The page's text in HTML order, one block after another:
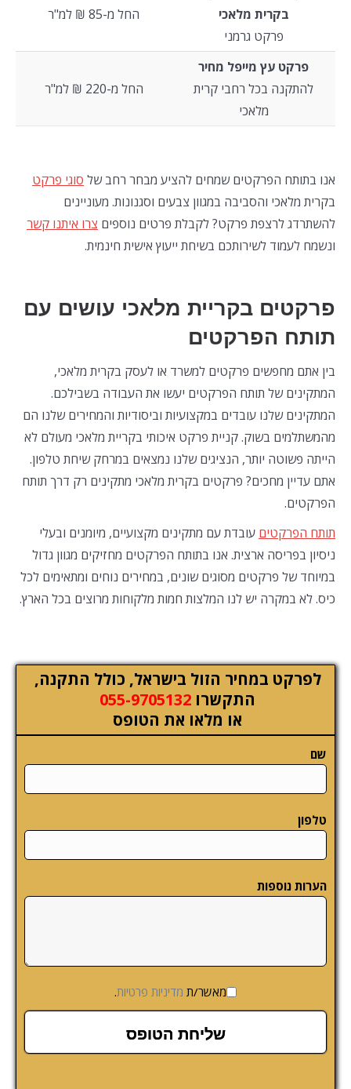
בקרית מלאכי
פרקט גרמני
החל מ-85 ₪ למ"ר
פרקט עץ מייפל מחיר
להתקנה בכל רחבי קרית
מלאכי
החל מ-220 ₪ למ"ר
אנו בתותח הפרקטים שמחים להציע מבחר רחב של סוגי פרקט
בקרית מלאכי והסביבה במגוון צבעים וסגנונות. מעוניינים
להשתרדג לרצפת פרקט? לקבלת פרטים נוספים צרו איתנו קשר
ונשמח לעמוד לשירותכם בשיחת ייעוץ אישית חינמית.
פרקטים בקריית מלאכי עושים עם
תותח הפרקטים
בין אתם מחפשים פרקטים למשרד או לעסק בקרית מלאכי,
המתקינים של תותח הפרקטים יעשו את העבודה בשבילכם.
המתקינים שלנו עובדים במקצועיות וביסודיות והמחירים שלנו הם
מהמשתלמים בשוק. קניית פרקט איכותי בקריית מלאכי מעולם לא
הייתה פשוטה יותר, הנציגים שלנו נמצאים במרחק שיחת טלפון.
אתם עדיין מחכים? פרקטים בקרית מלאכי מתקינים רק דרך תותח
הפרקטים.
תותח הפרקטים עובדת עם מתקינים מקצועיים, מיומנים ובעלי
ניסיון בפריסה ארצית. אנו בתותח הפרקטים מחזיקים מגוון גדול
במיוחד של פרקטים מסוגים שונים, במחירים נוחים ומתאימים לכל
כיס. לא במקרה יש לנו המלצות חמות מלקוחות מרוצים בכל הארץ.
לפרקט במחיר הזול בישראל, כולל התקנה,
התקשרו 055-9705132
או מלאו את הטופס
שם
טלפון
הערות נוספות
מאשר/ת מדיניות פרטיות.